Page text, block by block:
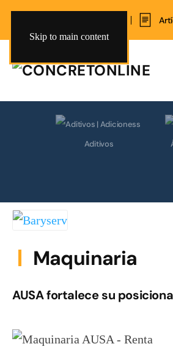
Skip to main content
Aditivos
Maquinaria
AUSA fortalece su